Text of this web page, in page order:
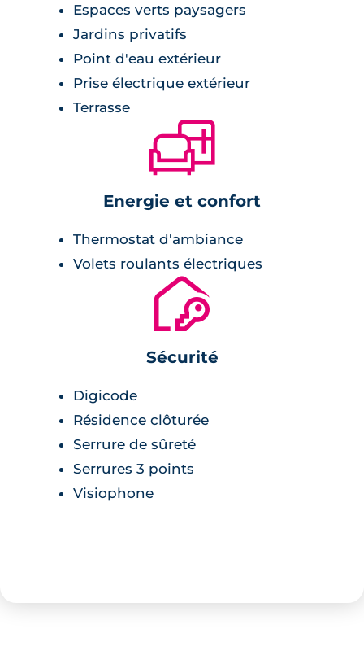
Espaces verts paysagers
Jardins privatifs
Point d'eau extérieur
Prise électrique extérieur
Terrasse
🛋
Energie et confort
Thermostat d'ambiance
Volets roulants électriques
🔐
Sécurité
Digicode
Résidence clôturée
Serrure de sûreté
Serrures 3 points
Visiophone